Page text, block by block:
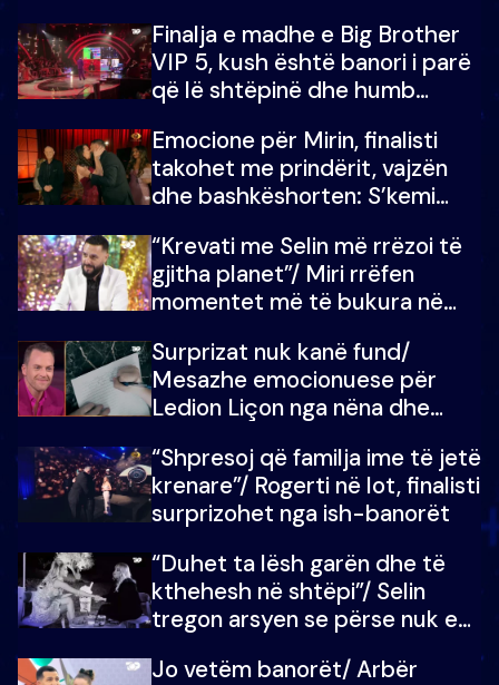
Finalja e madhe e Big Brother
VIP 5, kush është banori i parë
që lë shtëpinë dhe humb
çmimin e madh
Emocione për Mirin, finalisti
takohet me prindërit, vajzën
dhe bashkëshorten: S’kemi
“Krevati me Selin më rrëzoi të
gjitha planet”/ Miri rrëfen
momentet më të bukura në
mungojë zilja e mëngjesit kur…
Surprizat nuk kanë fund/
Mesazhe emocionuese për
Ledion Liçon nga nëna dhe
mban dot lotët: Nuk meritoj…
“Shpresoj që familja ime të jetë
krenare”/ Rogerti në lot, finalisti
surprizohet nga ish-banorët
“Duhet ta lësh garën dhe të
kthehesh në shtëpi”/ Selin
tregon arsyen se përse nuk e
çoja luftën time deri në fund
Jo vetëm banorët/ Arbër